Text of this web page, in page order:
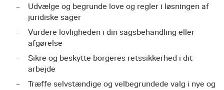
Udvælge og begrunde love og regler i løsningen af
juridiske sager
Vurdere lovligheden i din sagsbehandling eller
afgørelse
Sikre og beskytte borgeres retssikkerhed i dit
arbejde
Træffe selvstændige og velbegrundede valg i nye og